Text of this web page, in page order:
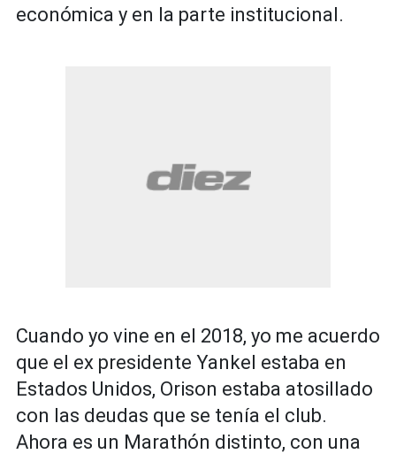
económica y en la parte institucional.
Cuando yo vine en el 2018, yo me acuerdo
que el ex presidente Yankel estaba en
Estados Unidos, Orison estaba atosillado
con las deudas que se tenía el club.
Ahora es un Marathón distinto, con una